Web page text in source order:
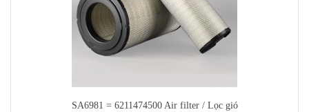
SA6981 = 6211474500 Air filter / Lọc gió